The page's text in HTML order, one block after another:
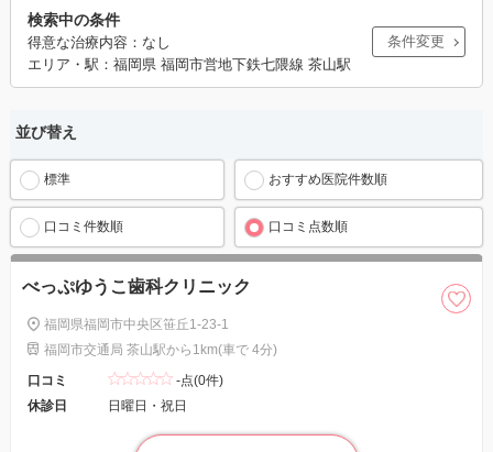
検索中の条件
得意な治療内容：なし
エリア・駅：福岡県 福岡市営地下鉄七隈線 茶山駅
条件変更
並び替え
標準 おすすめ医院件数順
口コミ件数順 口コミ点数順
べっぷゆうこ歯科クリニック
福岡県福岡市中央区笹丘1-23-1
福岡市交通局 茶山駅から1km(車で 4分)
口コミ
-点(0件)
休診日
日曜日・祝日